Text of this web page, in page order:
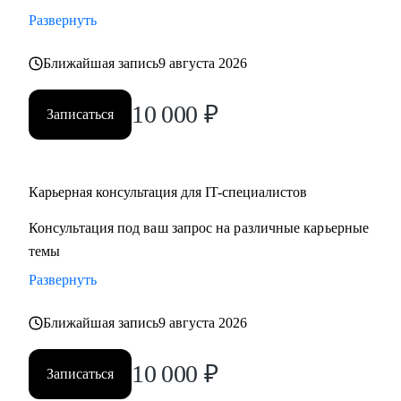
• Стратегии карьерного роста: как перейти с junior на
• Стратегия поиска работы: как и где искать вакансии, как
откликаться, как построить системный подход к поиску
вакансий
• Стратегия релокации в Европу: как выбрать страну, где
• QA, аналитики (бизнес + системные)
• Разработчики
• Project/Product-менеджеры
Развернуть
Ближайшая запись9 августа 2026
Записаться 10 000 ₽
Карьерная консультация для IT-специалистов
Консультация под ваш запрос на различные карьерные
темы
Развернуть
Ближайшая запись9 августа 2026
Записаться 10 000 ₽